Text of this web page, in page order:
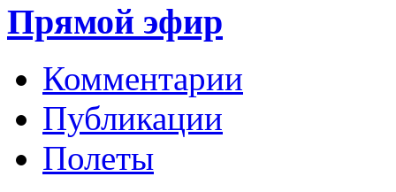
Прямой эфир
Комментарии
Публикации
Полеты